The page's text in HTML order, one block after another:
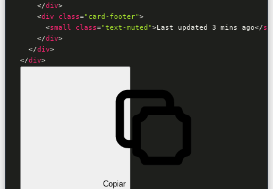
</div>
<div class="card-footer">
<small class="text-muted">Last updated 3 mins ago</
</div>
</div>
</div>
Copiar